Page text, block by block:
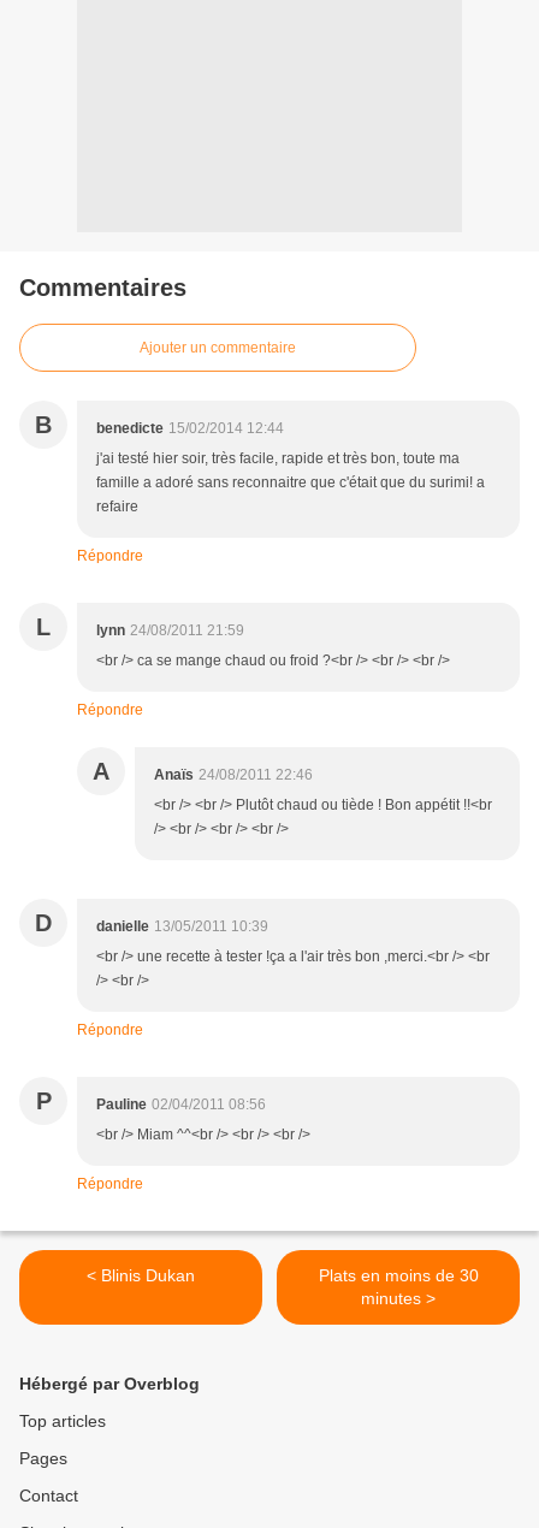
Commentaires
Ajouter un commentaire
B benedicte 15/02/2014 12:44
j'ai testé hier soir, très facile, rapide et très bon, toute ma
famille a adoré sans reconnaitre que c'était que du surimi! a
refaire
Répondre
L lynn 24/08/2011 21:59
<br /> ca se mange chaud ou froid ?<br /> <br /> <br />
Répondre
A Anaïs 24/08/2011 22:46
<br /> <br /> Plutôt chaud ou tiède ! Bon appétit !!<br
/> <br /> <br /> <br />
D danielle 13/05/2011 10:39
<br /> une recette à tester !ça a l'air très bon ,merci.<br /> <br
/> <br />
Répondre
P Pauline 02/04/2011 08:56
<br /> Miam ^^<br /> <br /> <br />
Répondre
< Blinis Dukan
Plats en moins de 30
minutes >
Hébergé par Overblog
Top articles
Pages
Contact